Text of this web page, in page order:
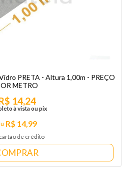
PRETA - Altura 1,00m - PREÇO
METRO
R$ 14,99
de crédito
14,24
à vista ou pix